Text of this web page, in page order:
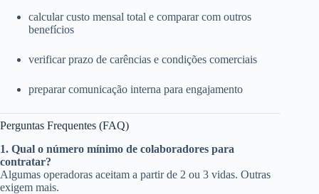
calcular custo mensal total e comparar com outros
benefícios
verificar prazo de carências e condições comerciais
preparar comunicação interna para engajamento
Perguntas Frequentes (FAQ)
1. Qual o número mínimo de colaboradores para
contratar?
Algumas operadoras aceitam a partir de 2 ou 3 vidas. Outras
exigem mais.